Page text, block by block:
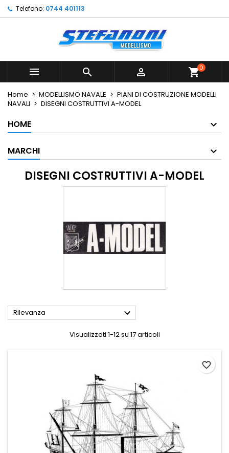
Telefono: 0744 401113
   shopping_cart0
Home MODELLISMO NAVALE
PIANI DI COSTRUZIONE MODELLI
NAVALI
DISEGNI COSTRUTTIVI A-MODEL
HOME
MARCHI
DISEGNI COSTRUTTIVI A-MODEL
Rilevanza 
Visualizzati 1-12 su 17 articoli
favorite_border
Le mie liste di desideri ×
Crea nuova lista
((modalTitle)) ×
((confirmMessage))
((cancelText)) ((modalDeleteText))
Crea lista dei desideri ×
Annulla Crea lista dei desideri
Accedi ×
Devi avere effettuato l'accesso per salvare dei